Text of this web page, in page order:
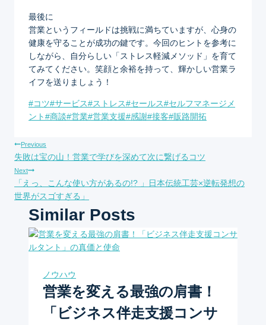
最後に
営業というフィールドは挑戦に満ちていますが、心身の
健康を守ることが成功の鍵です。今回のヒントを参考に
しながら、自分らしい「ストレス軽減メソッド」を育て
てみてください。笑顔と余裕を持って、輝かしい営業ラ
イフを送りましょう！
Post
Tags:
#コツ#サービス#ストレス#セールス#セルフマネージメ
ント#商談#営業#営業支援#感謝#接客#販路開拓
投
稿
ナ
ビ
ゲ
Previous
失敗は宝の山！営業で学びを深めて次に繋げるコツ
Next
「えっ、こんな使い方があるの!? 」日本伝統工芸×逆転発想の
世界がスゴすぎる」
Similar Posts
ノウハウ
営業を変える最強の肩書！
「ビジネス伴走支援コンサ